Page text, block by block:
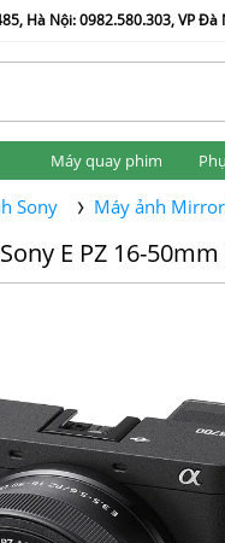
Hà Nội: 0982.580.303, VP
Máy quay phim
Sony Máy ảnh
E PZ 16-50mm